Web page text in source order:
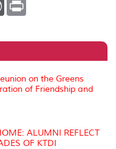
P
e
s
t
on the Greens
of Friendship and
ALUMNI REFLECT
OF KTDI